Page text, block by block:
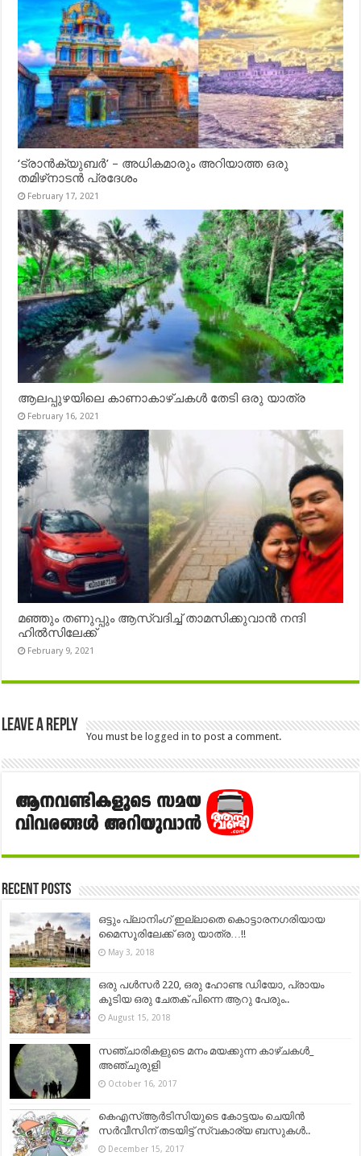
‘ട്രാൻക്യുബർ’ – അധികമാരും അറിയാത്ത ഒരു
തമിഴ്‌നാടൻ പ്രദേശം
February 17, 2021
ആലപ്പുഴയിലെ കാണാകാഴ്ചകൾ തേടി ഒരു യാത്ര
February 16, 2021
മഞ്ഞും തണുപ്പും ആസ്വദിച്ച് താമസിക്കുവാൻ നന്ദി
ഹിൽസിലേക്ക്
February 9, 2021
Leave a Reply
You must be logged in to post a comment.
Recent Posts
ഒട്ടും പ്ലാനിംഗ് ഇല്ലാതെ കൊട്ടാരനഗരിയായ
മൈസൂരിലേക്ക് ഒരു യാത്ര…!!
May 3, 2018
ഒരു പൾസർ 220, ഒരു ഹോണ്ട ഡിയോ, പ്രായം
കൂടിയ ഒരു ചേതക് പിന്നെ ആറു പേരും..
August 15, 2018
സഞ്ചാരികളുടെ മനം മയക്കുന്ന കാഴ്ചകള്‍_
അഞ്ചുരുളി
October 16, 2017
കെഎസ്ആര്‍ടിസിയുടെ കോട്ടയം ചെയിൻ
സർവീസിന് തടയിട്ട് സ്വകാര്യ ബസുകൾ..
December 15, 2017